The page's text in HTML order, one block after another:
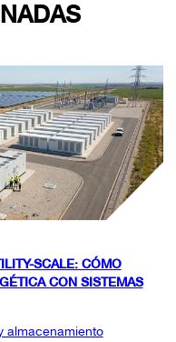
SCALE: CÓMO
CON SISTEMAS
almacenamiento